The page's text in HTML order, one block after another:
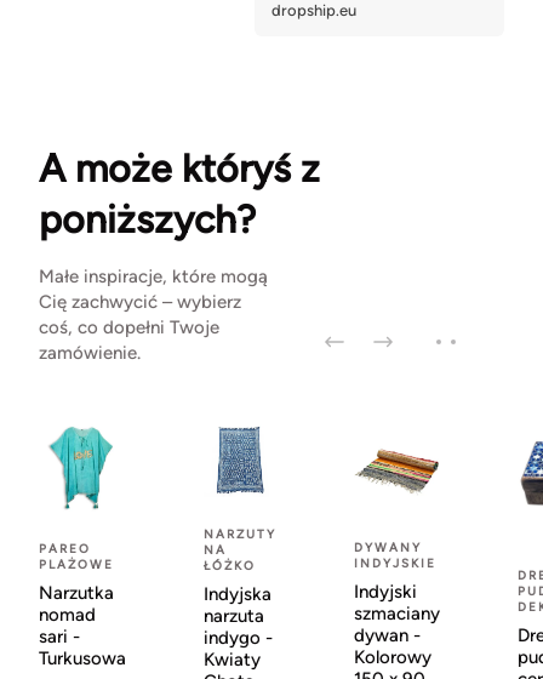
A może któryś z
poniższych?
Małe inspiracje, które mogą
Cię zachwycić – wybierz
coś, co dopełni Twoje
zamówienie.
PAREO
PLAŻOWE
Narzutka
nomad
sari -
Turkusowa
NARZUTY
NA
ŁÓŻKO
Indyjska
narzuta
indygo -
Kwiaty
DYWANY
INDYJSKIE
Indyjski
szmaciany
dywan -
Kolorowy